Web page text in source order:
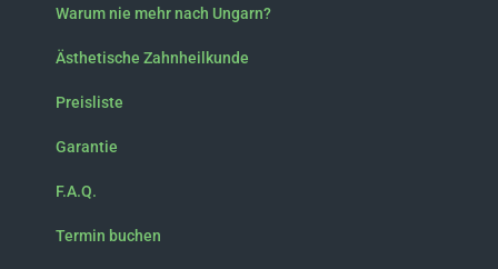
Warum nie mehr nach Ungarn?
Ästhetische Zahnheilkunde
Preisliste
Garantie
F.A.Q.
Termin buchen